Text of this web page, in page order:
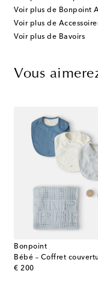
Voir plus de Bonpoint
Voir plus de
Voir plus de Bavoirs
Vous
Bonpoint
€ 200
original price